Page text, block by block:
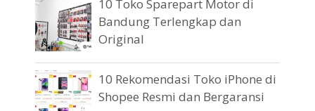
10 Toko Sparepart Motor di
Bandung Terlengkap dan
Original
10 Rekomendasi Toko iPhone di
Shopee Resmi dan Bergaransi